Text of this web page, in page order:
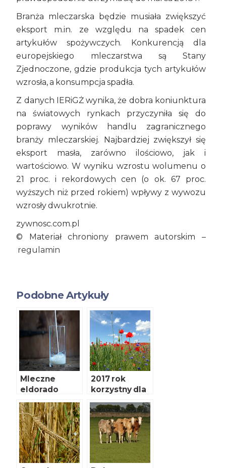
Branża mleczarska będzie musiała zwiększyć
eksport m.in. ze względu na spadek cen
artykułów spożywczych. Konkurencją dla
europejskiego mleczarstwa są Stany
Zjednoczone, gdzie produkcja tych artykułów
wzrosła, a konsumpcja spadła.
Z danych IERiGŻ wynika, że dobra koniunktura
na światowych rynkach przyczyniła się do
poprawy wyników handlu zagranicznego
branży mleczarskiej. Najbardziej zwiększył się
eksport masła, zarówno ilościowo, jak i
wartościowo. W wyniku wzrostu wolumenu o
21 proc. i rekordowych cen (o ok. 67 proc.
wyższych niż przed rokiem) wpływy z wywozu
wzrosły dwukrotnie.
zywnosc.com.pl
© Materiał chroniony prawem autorskim –
regulamin
Podobne Artykuły
Mleczne
eldorado
2017 rok
korzystny dla
rolnictwa